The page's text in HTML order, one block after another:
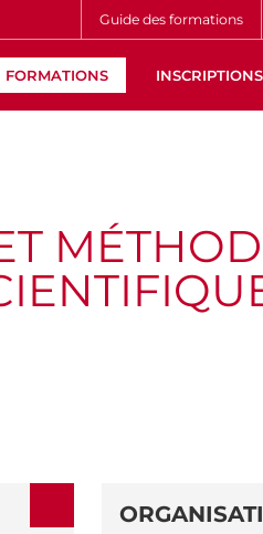
Guide des formations
FORMATIONS INSCRIPTIONS